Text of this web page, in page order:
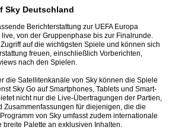
Sky Deutschland
Berichterstattung zur UEFA Europa
von der Gruppenphase bis zur Finalrunde.
auf die wichtigsten Spiele und können sich
freuen, einschließlich Vorberichten,
nach den Spielen.
die Satellitenkanäle von Sky können die Spiele
Sky Go auf Smartphones, Tablets und Smart-
nicht nur die Live-Übertragungen der Partien,
Zusammenfassungen für diejenigen, die die
von Sky umfasst zudem internationale
breite Palette an exklusiven Inhalten.